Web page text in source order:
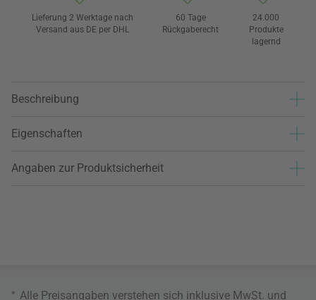
Lieferung 2 Werktage nach
Versand aus DE per DHL
60 Tage
Rückgaberecht
24.000
Produkte
lagernd
Beschreibung
Eigenschaften
Angaben zur Produktsicherheit
* Alle Preisangaben verstehen sich inklusive MwSt. und